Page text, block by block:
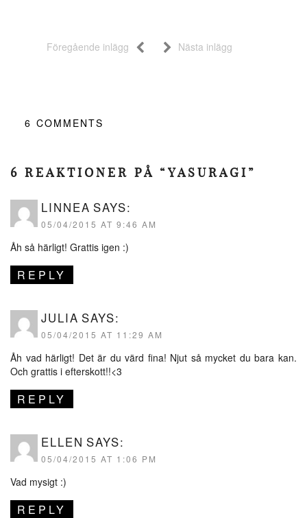
Föregående inlägg Nästa inlägg
6 COMMENTS
6 REAKTIONER PÅ “YASURAGI”
LINNEA SAYS:
05/04/2015 AT 9:46 AM
Åh så härligt! Grattis igen :)
REPLY
JULIA SAYS:
05/04/2015 AT 11:29 AM
Åh vad härligt! Det är du värd fina! Njut så mycket du bara kan.
Och grattis i efterskott!!<3
REPLY
ELLEN SAYS:
05/04/2015 AT 1:06 PM
Vad mysigt :)
REPLY